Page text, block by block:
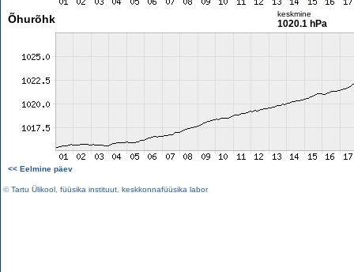
Õhurõhk keskmine
1020.1 hPa
<< Eelmine päev
©Tartu Ülikool füüsika instituut keskkonnafüüsika labor